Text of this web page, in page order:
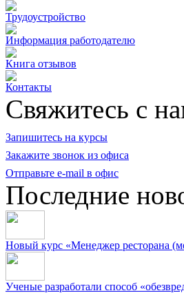
Трудоустройство
Информация работодателю
Книга отзывов
Контакты
Свяжитесь с
Запишитесь на курсы
Закажите звонок из офиса
Отправьте e-mail в офис
Последние
Новый курс «Менеджер ресторана
Ученые разработали способ